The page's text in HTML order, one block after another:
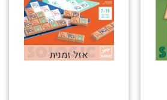
אזל זמנית